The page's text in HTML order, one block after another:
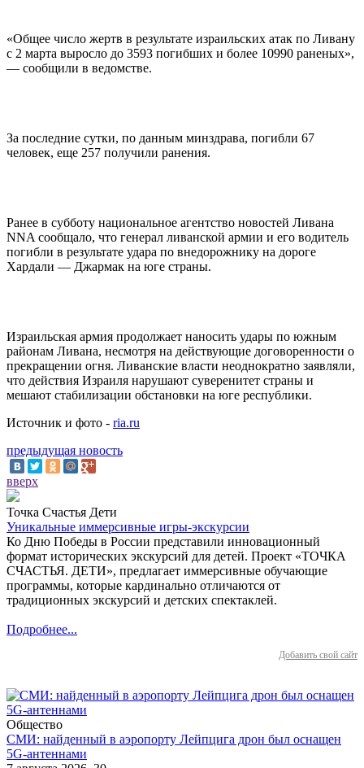
«Общее число жертв в результате израильских атак по Ливану
с 2 марта выросло до 3593 погибших и более 10990 раненых»,
— сообщили в ведомстве.
За последние сутки, по данным минздрава, погибли 67
человек, еще 257 получили ранения.
Ранее в субботу национальное агентство новостей Ливана
NNA сообщало, что генерал ливанской армии и его водитель
погибли в результате удара по внедорожнику на дороге
Хардали — Джармак на юге страны.
Израильская армия продолжает наносить удары по южным
районам Ливана, несмотря на действующие договоренности о
прекращении огня. Ливанские власти неоднократно заявляли,
что действия Израиля нарушают суверенитет страны и
мешают стабилизации обстановки на юге республики.
Источник и фото - ria.ru
предыдущая новость
вверх
Точка Счастья Дети
Уникальные иммерсивные игры-экскурсии
Ко Дню Победы в России представили инновационный
формат исторических экскурсий для детей. Проект «ТОЧКА
СЧАСТЬЯ. ДЕТИ», предлагает иммерсивные обучающие
программы, которые кардинально отличаются от
традиционных экскурсий и детских спектаклей.
Подробнее...
Добавить свой сайт
Общество
СМИ: найденный в аэропорту Лейпцига дрон был оснащен
5G-антеннами